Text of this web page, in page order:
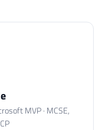
MVP · MCSE,